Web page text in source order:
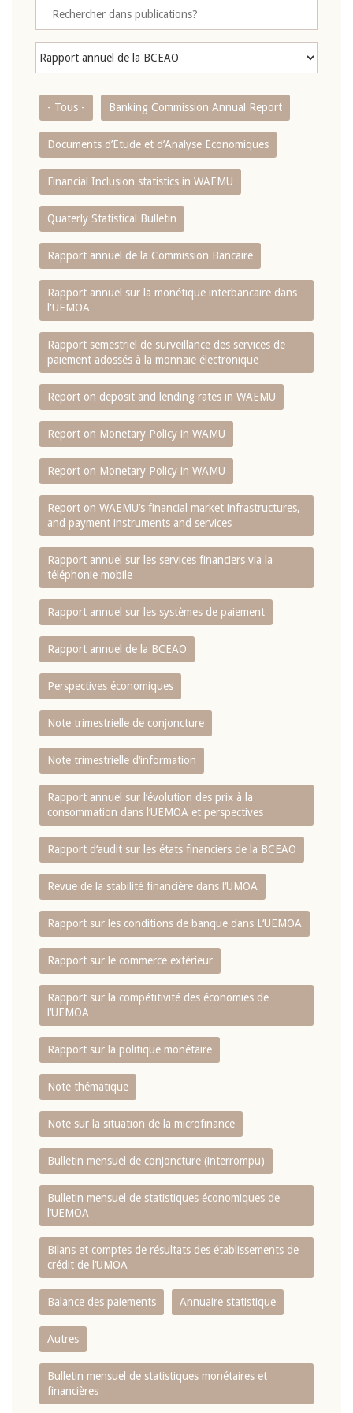
- Tous - Banking Commission Annual Report
Documents d’Etude et d’Analyse Economiques
Financial Inclusion statistics in WAEMU
Quaterly Statistical Bulletin
Rapport annuel de la Commission Bancaire
Rapport annuel sur la monétique interbancaire dans
l'UEMOA
Rapport semestriel de surveillance des services de
paiement adossés à la monnaie électronique
Report on deposit and lending rates in WAEMU
Report on Monetary Policy in WAMU
Report on Monetary Policy in WAMU
Report on WAEMU’s financial market infrastructures,
and payment instruments and services
Rapport annuel sur les services financiers via la
téléphonie mobile
Rapport annuel sur les systèmes de paiement
Rapport annuel de la BCEAO
Perspectives économiques
Note trimestrielle de conjoncture
Note trimestrielle d‘information
Rapport annuel sur l‘évolution des prix à la
consommation dans l‘UEMOA et perspectives
Rapport d‘audit sur les états financiers de la BCEAO
Revue de la stabilité financière dans l‘UMOA
Rapport sur les conditions de banque dans L‘UEMOA
Rapport sur le commerce extérieur
Rapport sur la compétitivité des économies de
l‘UEMOA
Rapport sur la politique monétaire
Note thématique
Note sur la situation de la microfinance
Bulletin mensuel de conjoncture (interrompu)
Bulletin mensuel de statistiques économiques de
l‘UEMOA
Bilans et comptes de résultats des établissements de
crédit de l‘UMOA
Balance des paiements Annuaire statistique
Autres
Bulletin mensuel de statistiques monétaires et
financières